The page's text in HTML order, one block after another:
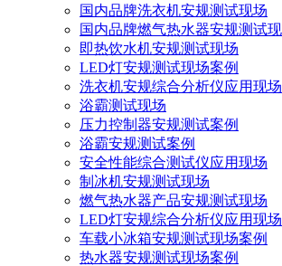
国内品牌洗衣机安规测试现场
国内品牌燃气热水器安规测试
即热饮水机安规测试现场
LED灯安规测试现场案例
洗衣机安规综合分析仪应用现场
浴霸测试现场
压力控制器安规测试案例
浴霸安规测试案例
安全性能综合测试仪应用现场
制冰机安规测试现场
燃气热水器产品安规测试现场
LED灯安规综合分析仪应用现场
车载小冰箱安规测试现场案例
热水器安规测试现场案例